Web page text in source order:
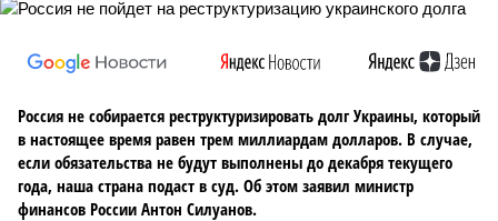
Россия не собирается реструктуризировать долг Украины, который
в настоящее время равен трем миллиардам долларов. В случае,
если обязательства не будут выполнены до декабря текущего
года, наша страна подаст в суд. Об этом заявил министр
финансов России Антон Силуанов.